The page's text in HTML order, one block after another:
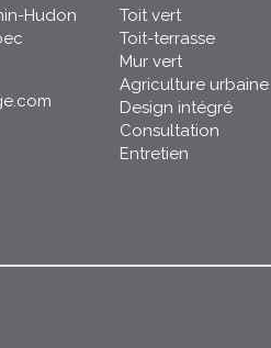
Hudon
Toit vert
Toit-terrasse
Mur vert
Agriculture urbaine
Design intégré
Consultation
Entretien